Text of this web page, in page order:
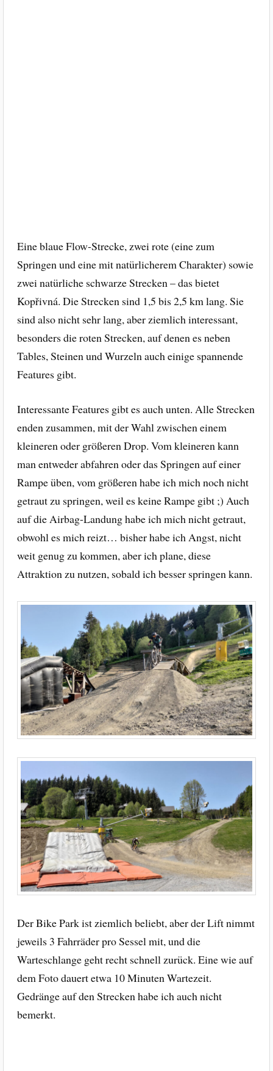
Eine blaue Flow-Strecke, zwei rote (eine zum
Springen und eine mit natürlicherem Charakter) sowie
zwei natürliche schwarze Strecken – das bietet
Kopřivná. Die Strecken sind 1,5 bis 2,5 km lang. Sie
sind also nicht sehr lang, aber ziemlich interessant,
besonders die roten Strecken, auf denen es neben
Tables, Steinen und Wurzeln auch einige spannende
Features gibt.
Interessante Features gibt es auch unten. Alle Strecken
enden zusammen, mit der Wahl zwischen einem
kleineren oder größeren Drop. Vom kleineren kann
man entweder abfahren oder das Springen auf einer
Rampe üben, vom größeren habe ich mich noch nicht
getraut zu springen, weil es keine Rampe gibt ;) Auch
auf die Airbag-Landung habe ich mich nicht getraut,
obwohl es mich reizt… bisher habe ich Angst, nicht
weit genug zu kommen, aber ich plane, diese
Attraktion zu nutzen, sobald ich besser springen kann.
Der Bike Park ist ziemlich beliebt, aber der Lift nimmt
jeweils 3 Fahrräder pro Sessel mit, und die
Warteschlange geht recht schnell zurück. Eine wie auf
dem Foto dauert etwa 10 Minuten Wartezeit.
Gedränge auf den Strecken habe ich auch nicht
bemerkt.